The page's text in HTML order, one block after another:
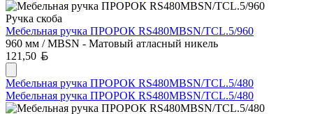
Ручка скоба
Мебельная ручка ПРОРОК RS480MBSN/TCL.5/960
960 мм / MBSN - Матовый атласный никель
121,50
Мебельная ручка ПРОРОК RS480MBSN/TCL.5/480
Мебельная ручка ПРОРОК RS480MBSN/TCL.5/480